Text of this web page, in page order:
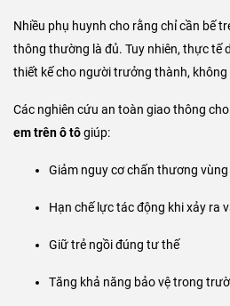
Nhiều phụ huynh cho rằng chỉ cần bế
thông thường là đủ. Tuy nhiên, thực tế
thiết kế cho người trưởng thành,
Các nghiên cứu an toàn giao thông
em trên ô tôgiúp:
Giảm nguy cơ chấn thương
Hạn chế lực tác động khi xảy ra
Giữ trẻ ngồi đúng tư thế
Tăng khả năng bảo vệ trong